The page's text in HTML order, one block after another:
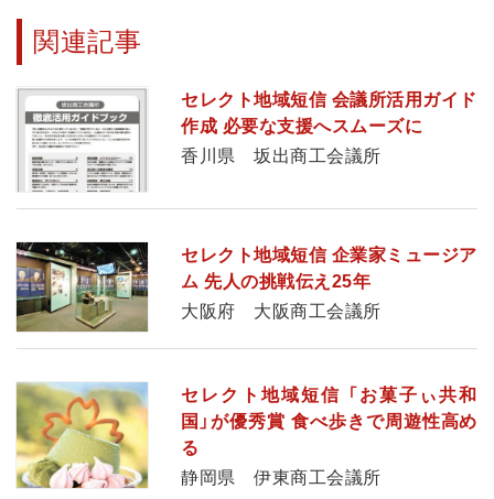
関連記事
セレクト地域短信 会議所活用ガイド
作成 必要な支援へスムーズに
香川県 坂出商工会議所
セレクト地域短信 企業家ミュージア
ム 先人の挑戦伝え25年
大阪府 大阪商工会議所
セレクト地域短信 「お菓子ぃ共和
国」が優秀賞 食べ歩きで周遊性高め
る
静岡県 伊東商工会議所